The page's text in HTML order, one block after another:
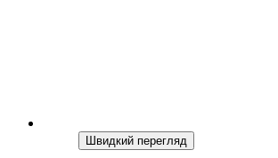
Швидкий перегляд